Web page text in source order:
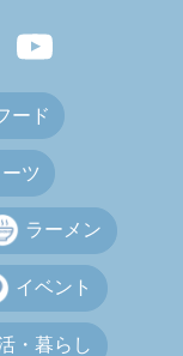
ード
ツ
ラーメン
イベント
・暮らし